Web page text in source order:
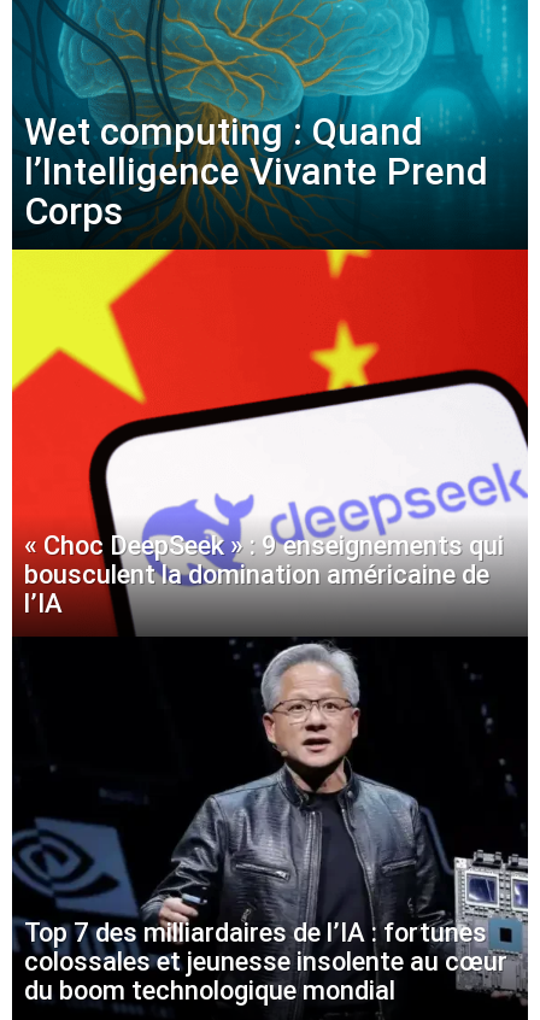
Wet computing : Quand
l’Intelligence Vivante Prend
Corps
« Choc DeepSeek » : 9 enseignements qui
bousculent la domination américaine de
l’IA
Top 7 des milliardaires de l’IA : fortunes
colossales et jeunesse insolente au cœur
du boom technologique mondial